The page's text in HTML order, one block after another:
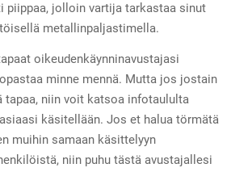
piippaa, jolloin vartija tarkastaa sinut
metallinpaljastimella.
oikeudenkäynninavustajasi
minne mennä. Mutta jos jostain
tapaa, niin voit katsoa infotaululta
käsitellään. Jos et halua törmätä
muihin samaan käsittelyyn
niin puhu tästä avustajallesi